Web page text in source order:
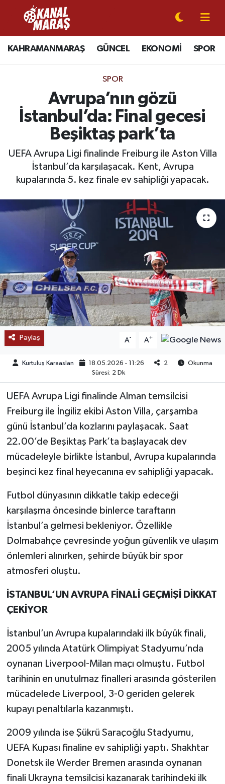
KAHRAMANMARAŞ GÜNCEL EKONOMİ SPOR
SPOR
Avrupa’nın gözü
İstanbul’da: Final gecesi
Beşiktaş park’ta
UEFA Avrupa Ligi finalinde Freiburg ile Aston Villa
İstanbul’da karşılaşacak. Kent, Avrupa
kupalarında 5. kez finale ev sahipliği yapacak.
Paylaş A- A+
Kurtuluş Karaaslan 18.05.2026 - 11:26 2
Okunma
Süresi: 2 Dk
UEFA Avrupa Ligi finalinde Alman temsilcisi
Freiburg ile İngiliz ekibi Aston Villa, çarşamba
günü İstanbul’da kozlarını paylaşacak. Saat
22.00’de Beşiktaş Park’ta başlayacak dev
mücadeleyle birlikte İstanbul, Avrupa kupalarında
beşinci kez final heyecanına ev sahipliği yapacak.
Futbol dünyasının dikkatle takip edeceği
karşılaşma öncesinde binlerce taraftarın
İstanbul’a gelmesi bekleniyor. Özellikle
Dolmabahçe çevresinde yoğun güvenlik ve ulaşım
önlemleri alınırken, şehirde büyük bir spor
atmosferi oluştu.
İSTANBUL’UN AVRUPA FİNALİ GEÇMİŞİ DİKKAT
ÇEKİYOR
İstanbul’un Avrupa kupalarındaki ilk büyük finali,
2005 yılında Atatürk Olimpiyat Stadyumu’nda
oynanan Liverpool-Milan maçı olmuştu. Futbol
tarihinin en unutulmaz finalleri arasında gösterilen
mücadelede Liverpool, 3-0 geriden gelerek
kupayı penaltılarla kazanmıştı.
2009 yılında ise Şükrü Saraçoğlu Stadyumu,
UEFA Kupası finaline ev sahipliği yaptı. Shakhtar
Donetsk ile Werder Bremen arasında oynanan
finali Ukrayna temsilcisi kazanarak tarihindeki ilk
CANLI YAYIN
KAHRAMANMARAŞ
SPOR
SİYASET
EKONOMİ
MAGAZİN
SAĞLIK
EĞİTİM
BÖLGE
KEŞFET
POPÜLER
TREND
MEDYA
OTOMOTİV
TEKNOLOJİ
YAŞAM
KÜLTÜR SANAT
Kahramanmaraş Nöbetçi Eczaneler
Kahramanmaraş Hava Durumu
Kahramanmaraş Trafik Yoğunluk Haritası
Süper Lig Puan Durumu ve Fikstür
Tüm Manşetler
Haber Arşivi